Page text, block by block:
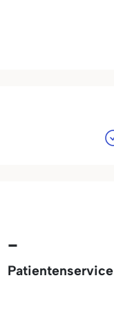
-
Patientenservice